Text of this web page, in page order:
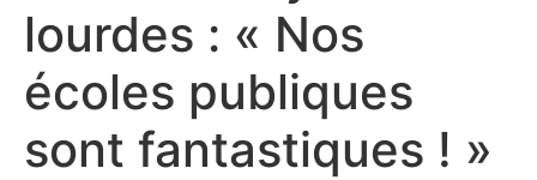
lourdes : « Nos
écoles publiques
sont fantastiques ! »